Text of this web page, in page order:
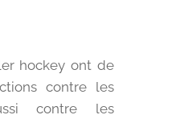
hockey ont de
contre les
contre les